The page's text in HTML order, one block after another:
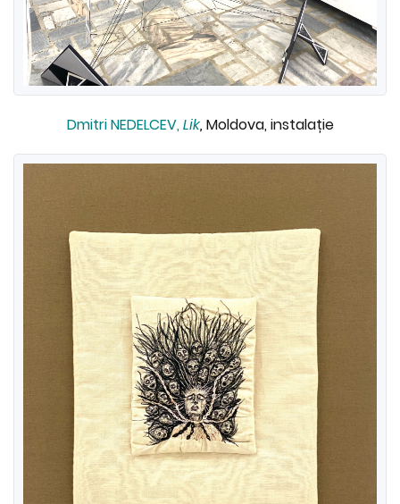
Dmitri NEDELCEV,Lik, Moldova, instalație